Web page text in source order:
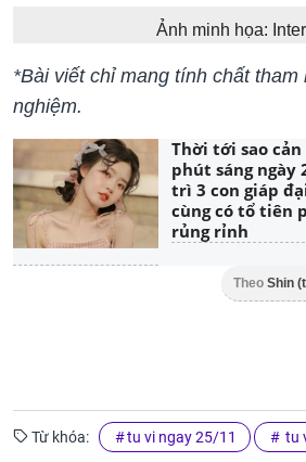
Ảnh minh họa:
*Bài viết chỉ mang tính chất tham
nghiệm.
Thời tới sao
phút sáng ngày
trì 3 con giáp
cùng có tổ tiên
rủng rỉnh
Theo Shin
Từ khóa: tu vi ngay 25/11 tu